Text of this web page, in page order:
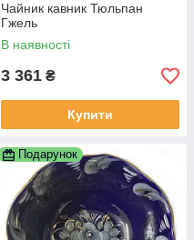
Чайник кавник Тюльпан
Гжель
В наявності
3 361 ₴
Купити
Подарунок